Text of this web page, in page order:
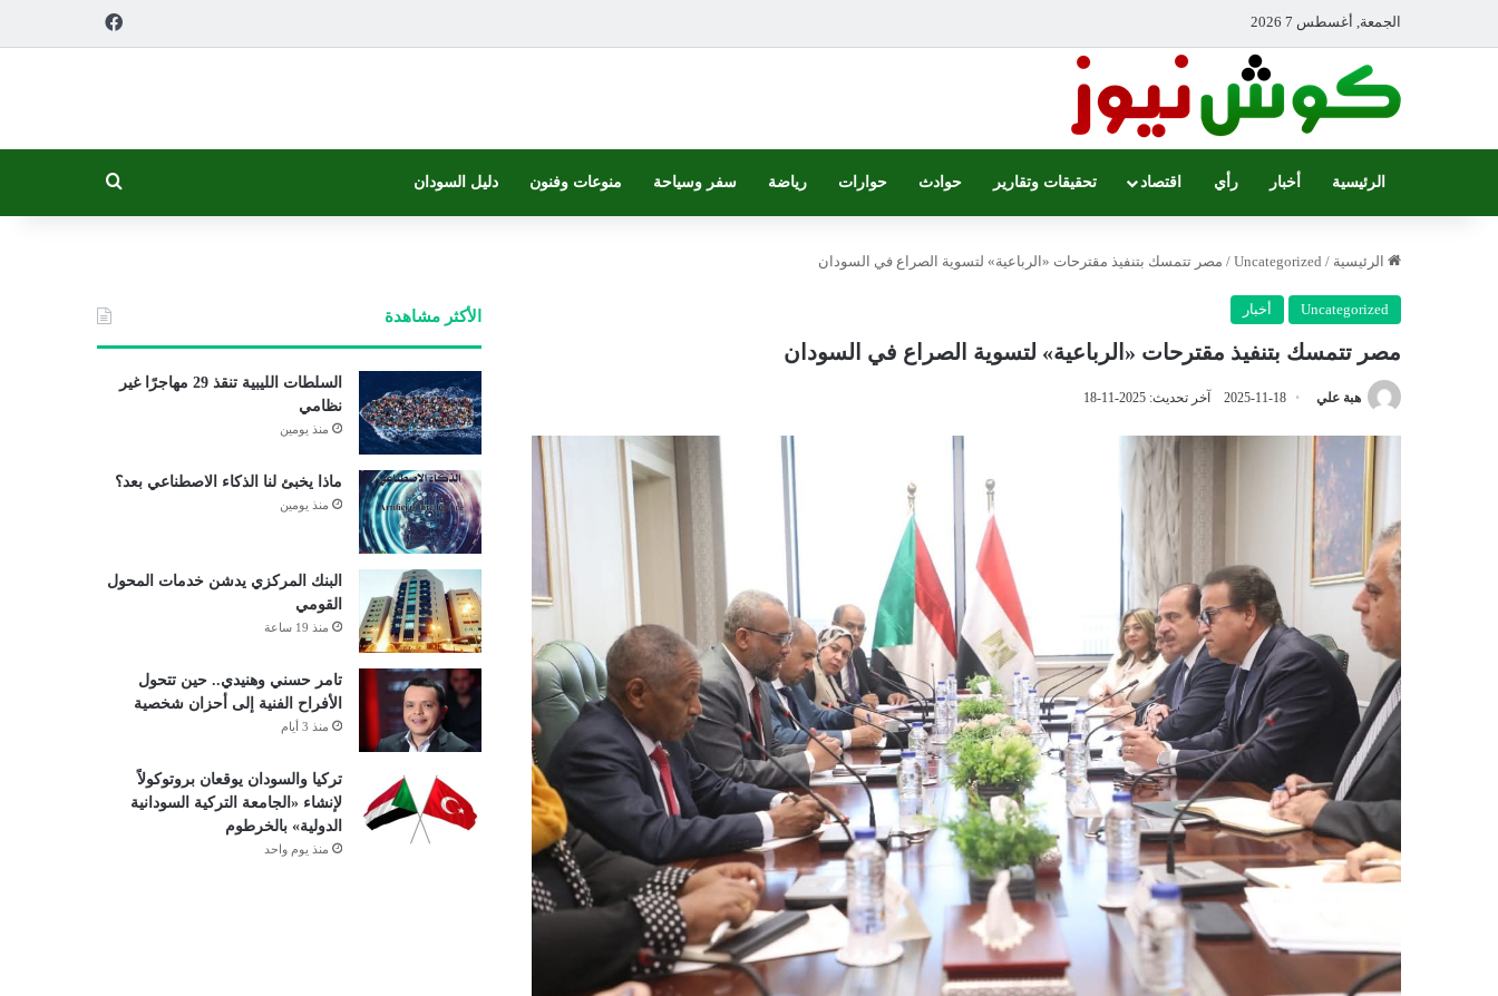
الجمعة, أغسطس 7 2026
الرئيسية أخبار رأي اقتصاد تحقيقات وتقارير حوادث حوارات رياضة سفر وسياحة منوعات وفنون دليل السودان
الرئيسية /
Uncategorized
/ مصر تتمسك بتنفيذ مقترحات «الرباعية» لتسوية الصراع في السودان
Uncategorized أخبار
مصر تتمسك بتنفيذ مقترحات «الرباعية» لتسوية الصراع في السودان
هبة علي 2025-11-18 آخر تحديث: 2025-11-18
الأكثر مشاهدة
السلطات الليبية تنقذ 29 مهاجرًا غير
نظامي
منذ يومين
ماذا يخبئ لنا الذكاء الاصطناعي بعد؟
منذ يومين
البنك المركزي يدشن خدمات المحول
القومي
منذ 19 ساعة
تامر حسني وهنيدي.. حين تتحول
الأفراح الفنية إلى أحزان شخصية
منذ 3 أيام
تركيا والسودان يوقعان بروتوكولاً
لإنشاء «الجامعة التركية السودانية
الدولية» بالخرطوم
منذ يوم واحد